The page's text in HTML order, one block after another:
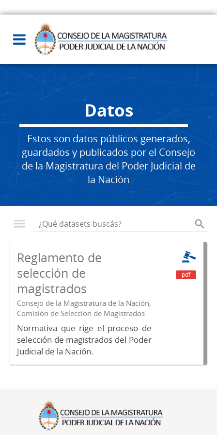
Datos
Estos son datos públicos generados,
guardados y publicados por el Consejo
de la Magistratura del Poder Judicial de
la Nación
Reglamento de
selección de
magistrados
Consejo de la Magistratura de la Nación,
Comisión de Selección de Magistrados
Normativa que rige el proceso de
selección de magistrados del Poder
Judicial de la Nación.
pdf